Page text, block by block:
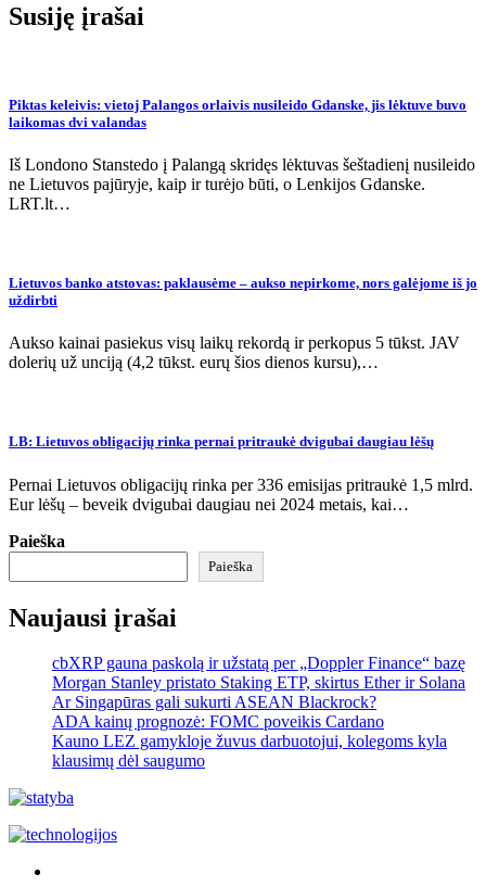
Susiję įrašai
Piktas keleivis: vietoj Palangos orlaivis nusileido Gdanske, jis lėktuve buvo
laikomas dvi valandas
Iš Londono Stanstedo į Palangą skridęs lėktuvas šeštadienį nusileido
ne Lietuvos pajūryje, kaip ir turėjo būti, o Lenkijos Gdanske.
LRT.lt…
Lietuvos banko atstovas: paklausėme – aukso nepirkome, nors galėjome iš jo
uždirbti
Aukso kainai pasiekus visų laikų rekordą ir perkopus 5 tūkst. JAV
dolerių už unciją (4,2 tūkst. eurų šios dienos kursu),…
LB: Lietuvos obligacijų rinka pernai pritraukė dvigubai daugiau lėšų
Pernai Lietuvos obligacijų rinka per 336 emisijas pritraukė 1,5 mlrd.
Eur lėšų – beveik dvigubai daugiau nei 2024 metais, kai…
Paieška
Paieška
Naujausi įrašai
cbXRP gauna paskolą ir užstatą per „Doppler Finance“ bazę
Morgan Stanley pristato Staking ETP, skirtus Ether ir Solana
Ar Singapūras gali sukurti ASEAN Blackrock?
ADA kainų prognozė: FOMC poveikis Cardano
Kauno LEZ gamykloje žuvus darbuotojui, kolegoms kyla
klausimų dėl saugumo